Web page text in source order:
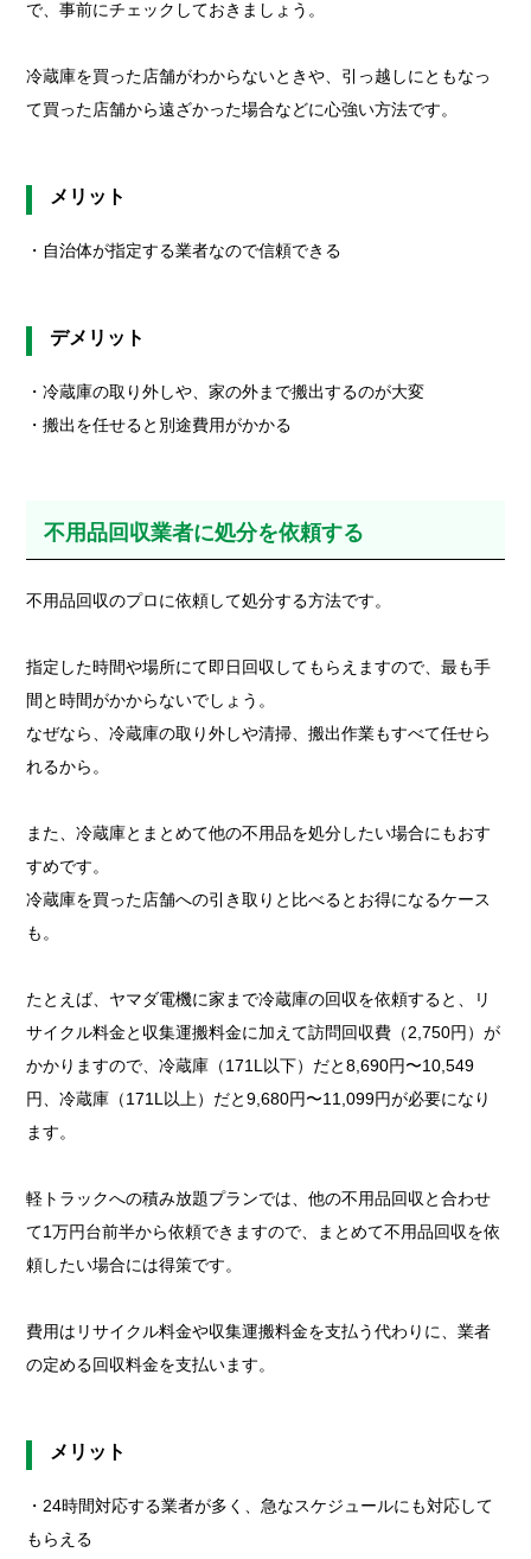
で、事前にチェックしておきましょう。
冷蔵庫を買った店舗がわからないときや、引っ越しにともなっ
て買った店舗から遠ざかった場合などに心強い方法です。
メリット
・自治体が指定する業者なので信頼できる
デメリット
・冷蔵庫の取り外しや、家の外まで搬出するのが大変
・搬出を任せると別途費用がかかる
不用品回収業者に処分を依頼する
不用品回収のプロに依頼して処分する方法です。
指定した時間や場所にて即日回収してもらえますので、最も手
間と時間がかからないでしょう。
なぜなら、冷蔵庫の取り外しや清掃、搬出作業もすべて任せら
れるから。
また、冷蔵庫とまとめて他の不用品を処分したい場合にもおす
すめです。
冷蔵庫を買った店舗への引き取りと比べるとお得になるケース
も。
たとえば、ヤマダ電機に家まで冷蔵庫の回収を依頼すると、リ
サイクル料金と収集運搬料金に加えて訪問回収費（2,750円）が
かかりますので、冷蔵庫（171L以下）だと8,690円〜10,549
円、冷蔵庫（171L以上）だと9,680円〜11,099円が必要になり
ます。
軽トラックへの積み放題プランでは、他の不用品回収と合わせ
て1万円台前半から依頼できますので、まとめて不用品回収を依
頼したい場合には得策です。
費用はリサイクル料金や収集運搬料金を支払う代わりに、業者
の定める回収料金を支払います。
メリット
・24時間対応する業者が多く、急なスケジュールにも対応して
もらえる